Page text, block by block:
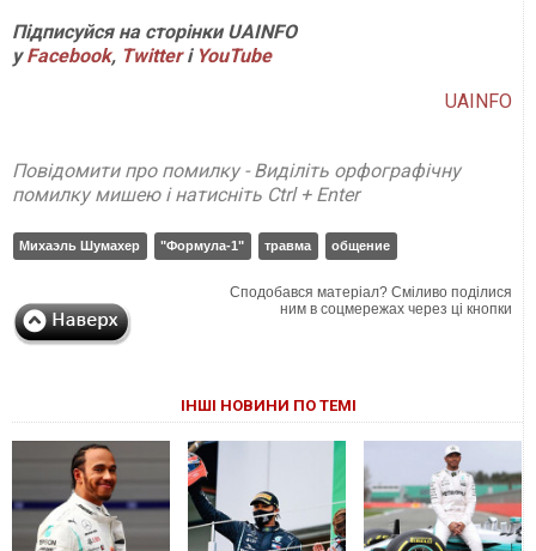
Підписуйся на сторінки UAINFO
уFacebook, Twitterі YouTube
UAINFO
Повідомити про помилку - Виділіть орфографічну
помилку мишею і натисніть Ctrl + Enter
Михаэль Шумахер "Формула-1" травма общение
Сподобався матеріал? Сміливо поділися
ним в соцмережах через ці кнопки
ІНШІ НОВИНИ ПО ТЕМІ